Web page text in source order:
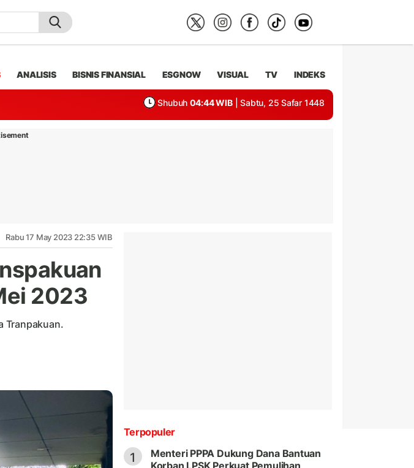
ANALISIS BISNIS FINANSIAL ESGNOW VISUAL TV INDEKS
Shubuh 04:44 WIB | Sabtu, 25 Safar 1448
Rabu 17 May 2023 22:35 WIB
2023
Tranpakuan.
Terpopuler
1
Menteri PPPA Dukung Dana Bantuan